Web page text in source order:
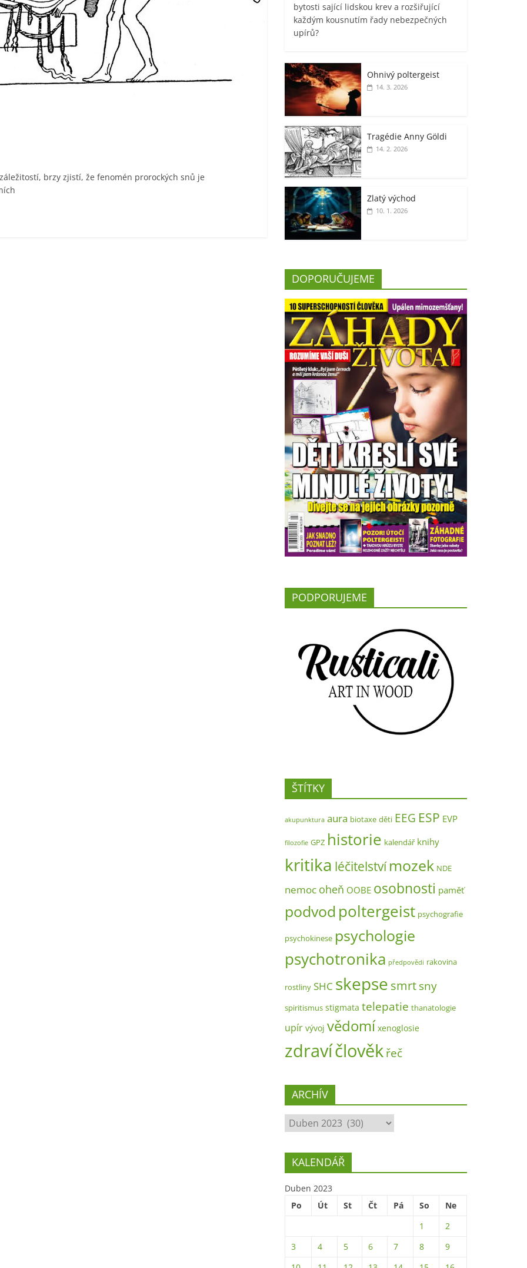
brzy zjistí, že fenomén prorockých snů je
bytosti sající lidskou krev a rozšiřující
každým kousnutím řady nebezpečných
upírů?
Ohnivý poltergeist
14. 3. 2026
Tragédie Anny Göldi
14. 2. 2026
Zlatý východ
10. 1. 2026
DOPORUČUJEME
PODPORUJEME
ŠTÍTKY
akupunktura aura biotaxe děti EEG ESP EVP
filozofie GPZ historie kalendář knihy
kritika léčitelství mozek NDE
nemoc oheň OOBE osobnosti paměť
podvod poltergeist psychografie
psychokinese psychologie
psychotronika předpovědi rakovina
rostliny SHC skepse smrtsny
spiritismus stigmata telepatie thanatologie
upír vývoj vědomí xenoglosie
zdravíčlověkřeč
ARCHÍV
ARCHÍV
KALENDÁŘ
Duben 2023
Po
Út St Čt Pá So
Ne
1
2
3
4 5 6 7 8
9